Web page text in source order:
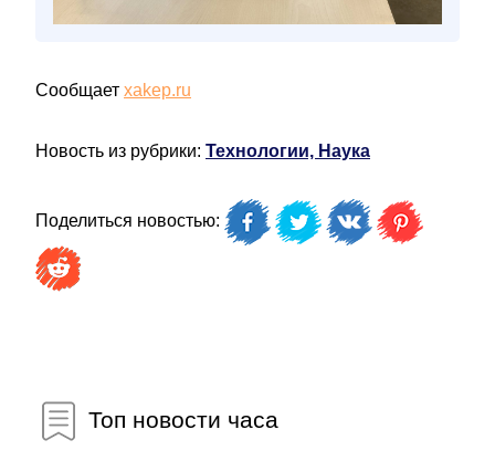
Сообщает xakep.ru
Новость из рубрики: Технологии, Наука
Поделиться новостью:
Топ новости часа